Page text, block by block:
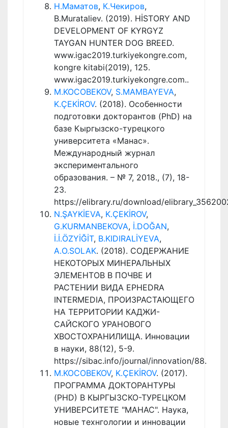
Н.Маматов, К.Чекиров,
B.Murataliev. (2019). HİSTORY AND
DEVELOPMENT OF KYRGYZ
TAYGAN HUNTER DOG BREED.
www.igac2019.turkiyekongre.com,
kongre kitabi(2019), 125.
www.igac2019.turkiyekongre.com..
M.KOCOBEKOV, S.MAMBAYEVA,
K.ÇEKİROV. (2018). Особенности
подготовки докторантов (PhD) на
базе Кыргызско-турецкого
университета «Манас».
Международный журнал
экспериментального
образования. – № 7, 2018., (7), 18-
23.
https://elibrary.ru/download/
N.ŞAYKİEVA, K.ÇEKİROV,
G.KURMANBEKOVA, İ.DOĞAN,
İ.İ.ÖZYİĞİT, B.KIDIRALİYEVA,
A.O.SOLAK. (2018). СОДЕРЖАНИЕ
НЕКОТОРЫХ МИНЕРАЛЬНЫХ
ЭЛЕМЕНТОВ В ПОЧВЕ И
РАСТЕНИИ ВИДА EPHEDRA
INTERMEDIA, ПРОИЗРАСТАЮЩЕГО
НА ТЕРРИТОРИИ КАДЖИ-
САЙСКОГО УРАНОВОГО
ХВОСТОХРАНИЛИЩА. Инновации
в науки, 88(12), 5-9.
https://sibac.info/journal/innovation/88.
M.KOCOBEKOV, K.ÇEKİROV. (2017).
ПРОГРАММА ДОКТОРАНТУРЫ
(PHD) В КЫРГЫЗСКО-ТУРЕЦКОМ
УНИВЕРСИТЕТЕ "МАНАС". Наука,
новые технгологии и инновации